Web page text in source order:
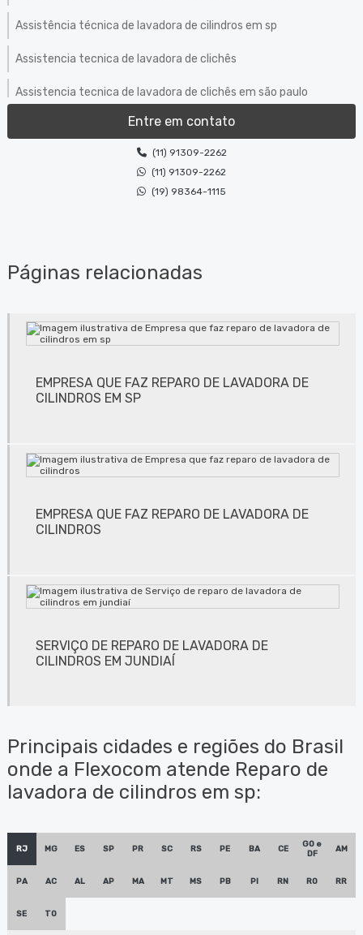
Assistência técnica de lavadora de cilindros em sp
Assistencia tecnica de lavadora de clichês
Assistencia tecnica de lavadora de clichês em são paulo
Assistência técnica de lavadora de clichês em sp
Assistência técnica de máquinas de limpeza de equipamentos
Conserto de lavadora de anilox em são paulo
Conserto de lavadora de cilindros em jundiaí
Conserto de lavadora de cilindros em sp
Conserto de lavadora de clichês em jundiaí
Conserto de lavadora de clichês em sp
Conserto de sugador de refiles em sp
Empresa de conserto de lavadora de peças biodegradáveis
Empresa de lavadora anilox
Entre em contato
(11) 91309-2262
(11) 91309-2262
(19) 98364-1115
Páginas relacionadas
EMPRESA QUE FAZ REPARO DE LAVADORA DE
CILINDROS EM SP
EMPRESA QUE FAZ REPARO DE LAVADORA DE
CILINDROS
SERVIÇO DE REPARO DE LAVADORA DE
CILINDROS EM JUNDIAÍ
Principais cidades e regiões do Brasil
onde a Flexocom atende Reparo de
lavadora de cilindros em sp:
RJ MG ES SP PR SC RS PE BA CE
GO e
DF
AM
PA AC AL AP MA MT MS PB PI RN RO RR
SE TO